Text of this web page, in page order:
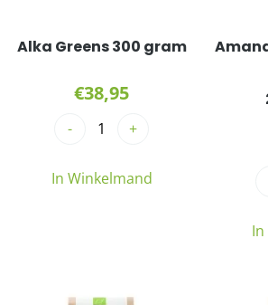
Alka Greens 300 gram
€38,95
- +
In Winkelmand